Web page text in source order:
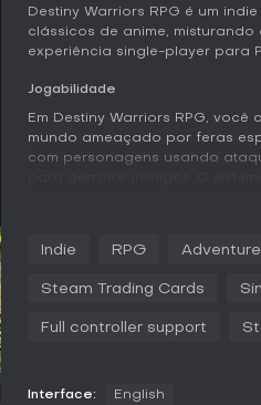
Destiny Warriors RPG é um
clássicos de anime, misturando
experiência single-player para
Jogabilidade
Em Destiny Warriors RPG,
mundo ameaçado por feras
com personagens usando
descobrir pistas sobre alunos
subindo de nível e ganhando
Indie RPG Adventure
Steam Trading Cards
Full controller support
Interface: English